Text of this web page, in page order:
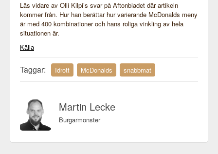
Läs vidare av Olli Kilpi’s svar på Aftonbladet där artikeln
kommer från. Hur han berättar hur varierande McDonalds meny
är med 400 kombinationer och hans roliga vinkling av hela
situationen är.
Källa
Taggar: Idrott McDonalds snabbmat
Martin Lecke
Burgarmonster